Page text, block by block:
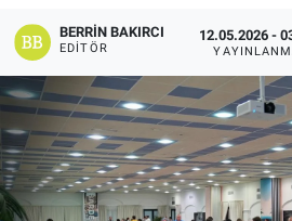
BERRIN BAKIRCI
EDITÖR
12.05.2026 -
Uşak Haberleri